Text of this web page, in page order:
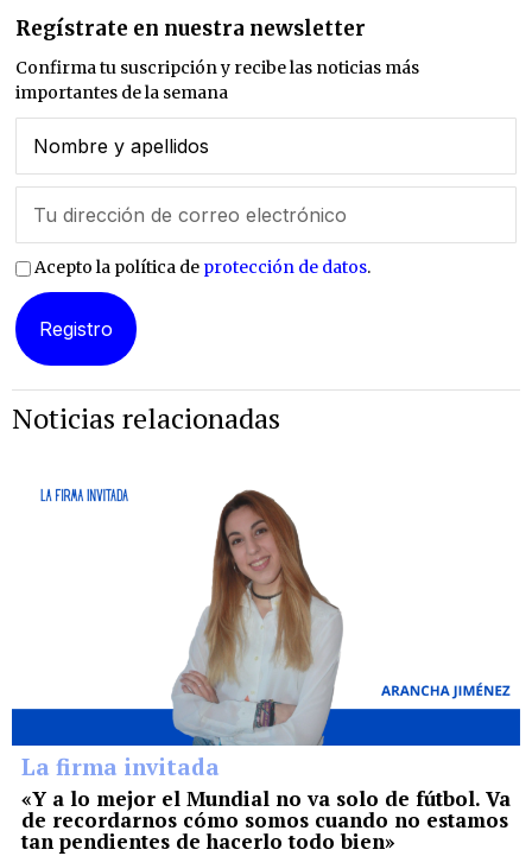
Regístrate en nuestra newsletter
Confirma tu suscripción y recibe las noticias más
importantes de la semana
Acepto la política de protección de datos.
Noticias relacionadas
La firma invitada
«Y a lo mejor el Mundial no va solo de fútbol. Va
de recordarnos cómo somos cuando no estamos
tan pendientes de hacerlo todo bien»